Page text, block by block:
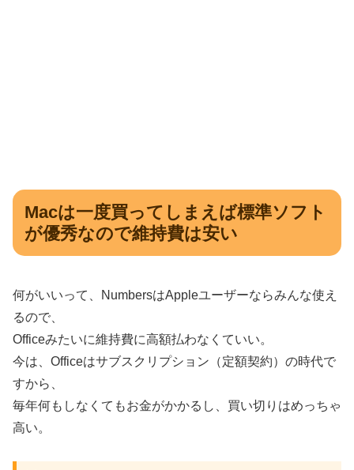
Macは一度買ってしまえば標準ソフト
が優秀なので維持費は安い
何がいいって、 NumbersはAppleユーザーならみんな使え
るので、
Officeみたいに維持費に高額払わなくていい。
今は、 Officeはサブスクリプション（定額契約）の時代で
すから、
毎年何もしなくてもお金がかかるし、買い切りはめっちゃ
高い。